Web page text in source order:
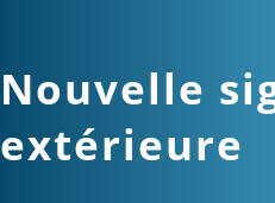
Nouvelle
extérieure